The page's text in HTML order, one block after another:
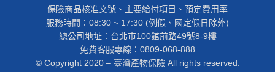
– 保險商品核准文號、主要給付項目、預定費用率 –
服務時間：08:30 ~ 17:30 (例假、國定假日除外)
總公司地址：台北市100館前路49號8-9樓
免費客服專線：0809-068-888
© Copyright 2020 – 臺灣產物保險 All rights reserved.